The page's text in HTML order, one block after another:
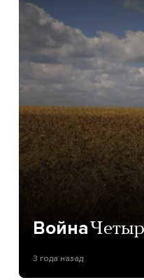
Война
3 года назад